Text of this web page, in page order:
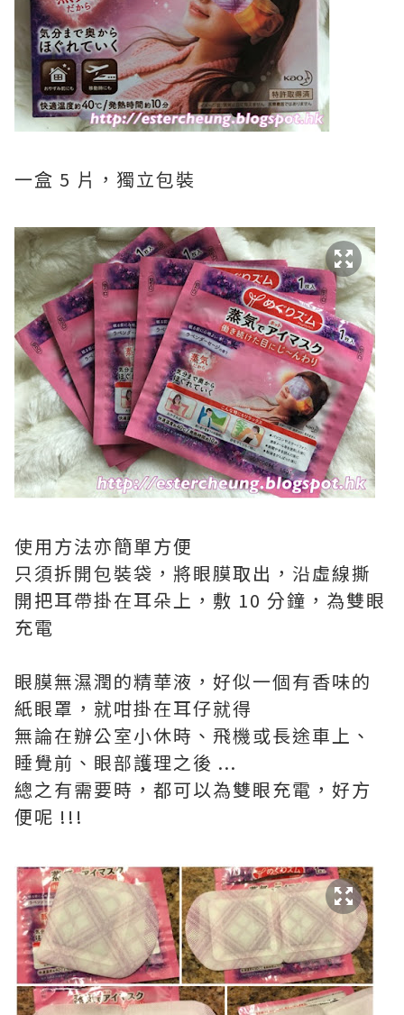
一盒 5 片，獨立包裝
使用方法亦簡單方便
只須拆開包裝袋，將眼膜取出，沿虛線撕
開把耳帶掛在耳朵上，敷 10 分鐘，為雙眼
充電
眼膜無濕潤的精華液，好似一個有香味的
紙眼罩，就咁掛在耳仔就得
無論在辦公室小休時、飛機或長途車上、
睡覺前、眼部護理之後 ...
總之有需要時，都可以為雙眼充電，好方
便呢 !!!